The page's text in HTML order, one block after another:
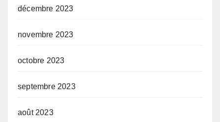
décembre 2023
novembre 2023
octobre 2023
septembre 2023
août 2023